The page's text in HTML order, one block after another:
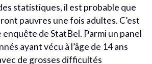
statistiques, il est probable que
pauvres une fois adultes. C’est
enquête de StatBel. Parmi un panel
ayant vécu à l’âge de 14 ans
de grosses difficultés